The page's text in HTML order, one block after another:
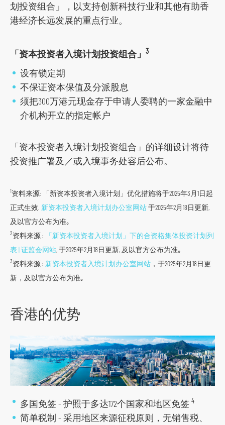
划投资组合」，以支持创新科技行业和其他有助香
港经济长远发展的重点行业。
「资本投资者入境计划投资组合」 3
设有锁定期
不保证资本保值及分派股息
须把300万港元现金存于申请人委聘的一家金融中
介机构开立的指定帐户
「资本投资者入境计划投资组合」的详细设计将待
投资推广署及／或入境事务处容后公布。
1资料来源: 「新资本投资者入境计划」优化措施将于2025年3月1日起
正式生效. 新资本投资者入境计划办公室网站于2025年2月18日更新,
及以官方公布为准｡
2资料来源 :
「新资本投资者入境计划」下的合资格集体投资计划列
表 | 证监会网站, 于2025年2月18日更新, 及以官方公布为准｡
3资料来源 : 新资本投资者入境计划办公室网站 ，于2025年2月18日更
新，及以官方公布为准｡
香港的优势
多国免签 - 护照于多达172个国家和地区免签 4
简单税制 - 采用地区来源征税原则，无销售税、